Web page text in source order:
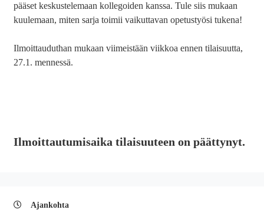
pääset keskustelemaan kollegoiden kanssa. Tule siis mukaan
kuulemaan, miten sarja toimii vaikuttavan opetustyösi tukena!
Ilmoittauduthan mukaan viimeistään viikkoa ennen tilaisuutta,
27.1. mennessä.
Ilmoittautumisaika tilaisuuteen on päättynyt.
Ajankohta